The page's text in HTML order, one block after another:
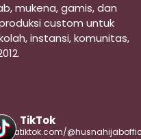
mukena, gamis, dan
custom untuk
instansi, komunitas,
TikTok
tiktok.com/